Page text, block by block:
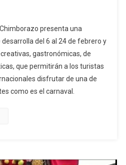
presenta una
del 6 al 24 de febrero y
gastronómicas, de
que permitirán a los turistas
disfrutar de una de
como es el carnaval.